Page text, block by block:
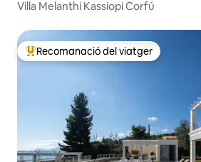
Villa Melanthi Kassiopi Corfú
Principals recomanacions dels viatgers
Recomanació del viatger